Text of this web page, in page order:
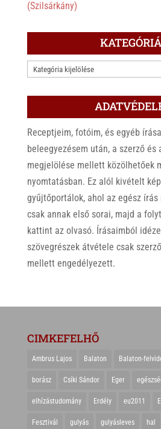
(Szilsárkány)
KATEGÓRIÁK
Receptjeim, fotóim, és egyéb
beleegyezésem után, a szerző
megjelölése mellett közölhetőek
nyomtatásban. Ez alól kivételt
gyűjtőportálok, ahol az egész írás
csak annak első sorai, majd a
kattint az olvasó. Írásaimból
szövegrészek átvétele csak
mellett engedélyezett.
CIMKEFELHŐ
Ambrus Lajos Balaton Balaton-
borász Csíki Sándor Eger
elhízástudomány Erdély eu2011
Fesztivál gulyás gulyásleves hal